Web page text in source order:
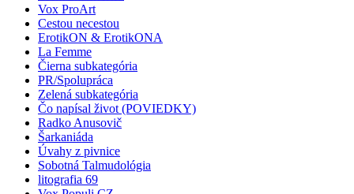
Vox ProArt
Cestou necestou
ErotikON & ErotikONA
La Femme
Čierna subkategória
PR/Spolupráca
Zelená subkategória
Čo napísal život (POVIEDKY)
Radko Anusovič
Šarkaniáda
Úvahy z pivnice
Sobotná Talmudológia
litografia 69